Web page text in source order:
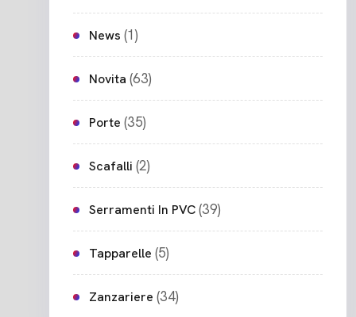
News (1)
Novita (63)
Porte (35)
Scafalli (2)
Serramenti In PVC(39)
Tapparelle (5)
Zanzariere (34)